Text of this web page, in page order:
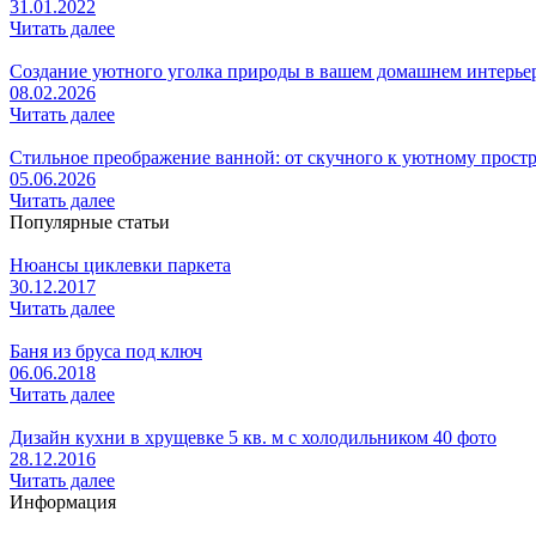
31.01.2022
Читать далее
Создание уютного уголка природы в вашем домашнем
08.02.2026
Читать далее
Стильное преображение ванной: от скучного к уютному
05.06.2026
Читать далее
Популярные статьи
Нюансы циклевки паркета
30.12.2017
Читать далее
Баня из бруса под ключ
06.06.2018
Читать далее
Дизайн кухни в хрущевке 5 кв. м с холодильником 40 фото
28.12.2016
Читать далее
Информация